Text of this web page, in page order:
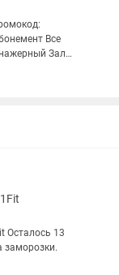
заморозки.